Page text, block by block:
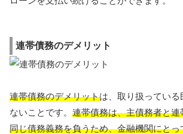
連帯債務のデメリット
連帯債務のデメリットは、取り扱ってい
ないことです。 連帯債務は、主債務者と
同じ債務義務を負うため、金融機関にと